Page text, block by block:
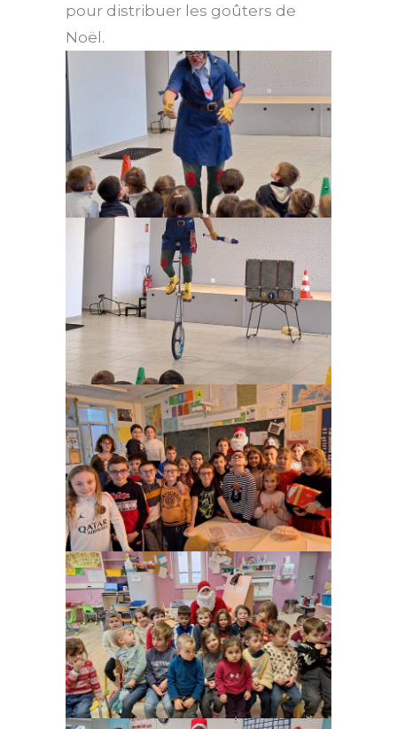
pour distribuer les goûters de
Noël.